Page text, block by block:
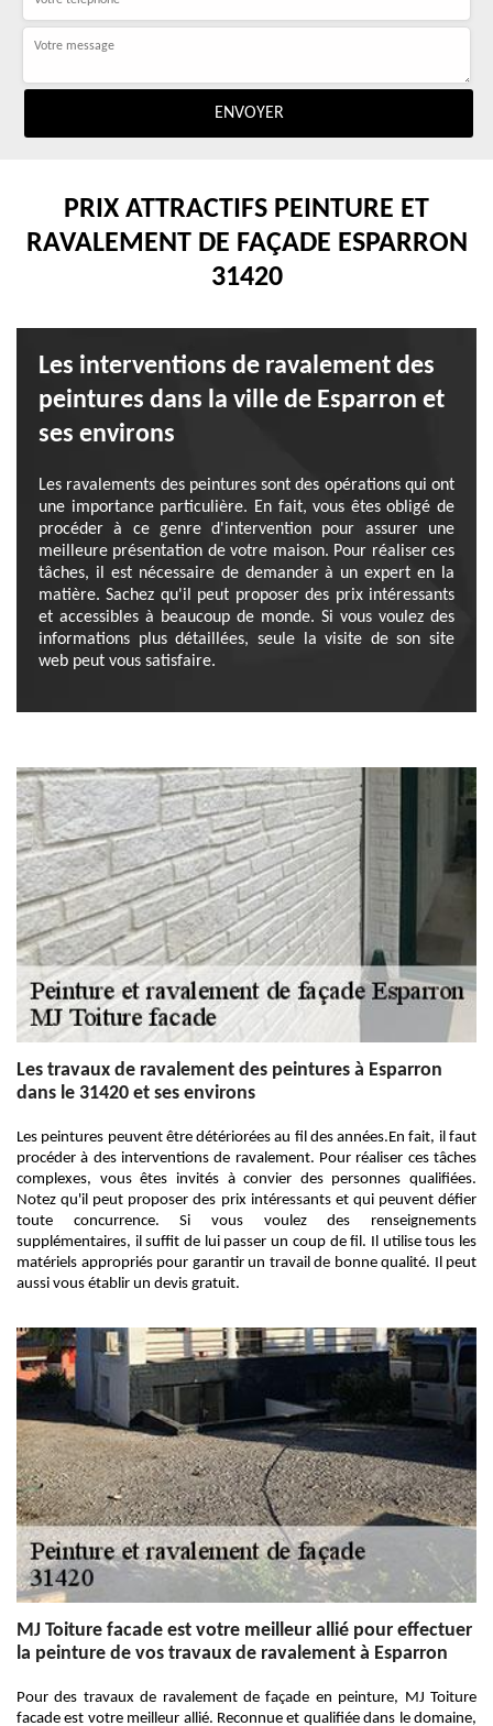
PRIX ATTRACTIFS PEINTURE ET
RAVALEMENT DE FAÇADE ESPARRON
31420
Les interventions de ravalement des
peintures dans la ville de Esparron et
ses environs
Les ravalements des peintures sont des opérations qui ont
une importance particulière. En fait, vous êtes obligé de
procéder à ce genre d'intervention pour assurer une
meilleure présentation de votre maison. Pour réaliser ces
tâches, il est nécessaire de demander à un expert en la
matière. Sachez qu'il peut proposer des prix intéressants
et accessibles à beaucoup de monde. Si vous voulez des
informations plus détaillées, seule la visite de son site
web peut vous satisfaire.
Les travaux de ravalement des peintures à Esparron
dans le 31420 et ses environs
Les peintures peuvent être détériorées au fil des années.En fait, il faut
procéder à des interventions de ravalement. Pour réaliser ces tâches
complexes, vous êtes invités à convier des personnes qualifiées.
Notez qu'il peut proposer des prix intéressants et qui peuvent défier
toute concurrence. Si vous voulez des renseignements
supplémentaires, il suffit de lui passer un coup de fil. Il utilise tous les
matériels appropriés pour garantir un travail de bonne qualité. Il peut
aussi vous établir un devis gratuit.
MJ Toiture facade est votre meilleur allié pour effectuer
la peinture de vos travaux de ravalement à Esparron
Pour des travaux de ravalement de façade en peinture, MJ Toiture
facade est votre meilleur allié. Reconnue et qualifiée dans le domaine,